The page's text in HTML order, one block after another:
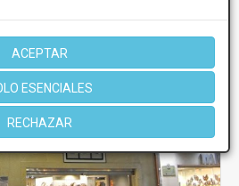
ACEPTAR
ESENCIALES
RECHAZAR